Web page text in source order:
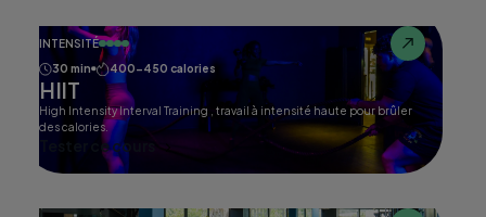
INTENSITÉ
30 min
400-450 calories
HIIT
High Intensity Interval Training , travail à intensité haute pour brûler
des calories.
Tester ce cours